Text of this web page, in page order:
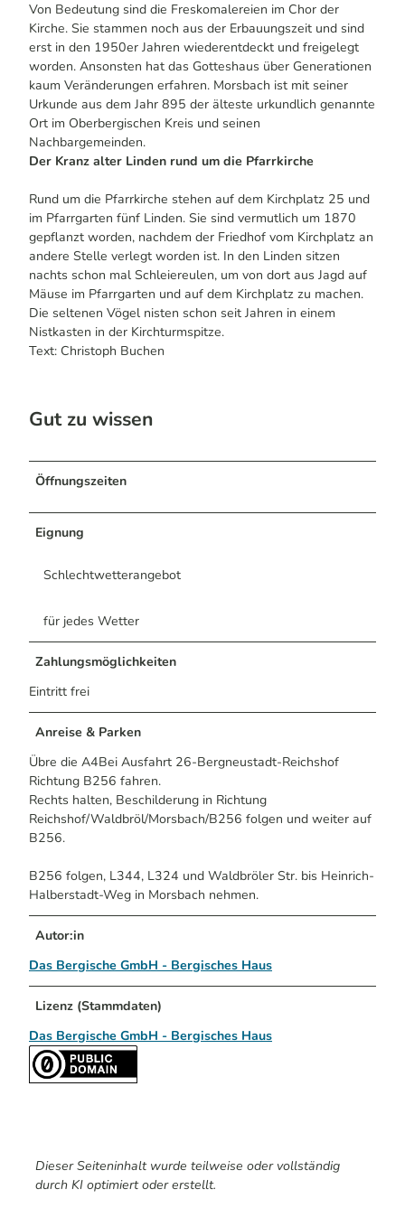
Von Bedeutung sind die Freskomalereien im Chor der
Kirche. Sie stammen noch aus der Erbauungszeit und sind
erst in den 1950er Jahren wiederentdeckt und freigelegt
worden. Ansonsten hat das Gotteshaus über Generationen
kaum Veränderungen erfahren. Morsbach ist mit seiner
Urkunde aus dem Jahr 895 der älteste urkundlich genannte
Ort im Oberbergischen Kreis und seinen
Nachbargemeinden.
Der Kranz alter Linden rund um die Pfarrkirche
Rund um die Pfarrkirche stehen auf dem Kirchplatz 25 und
im Pfarrgarten fünf Linden. Sie sind vermutlich um 1870
gepflanzt worden, nachdem der Friedhof vom Kirchplatz an
andere Stelle verlegt worden ist. In den Linden sitzen
nachts schon mal Schleiereulen, um von dort aus Jagd auf
Mäuse im Pfarrgarten und auf dem Kirchplatz zu machen.
Die seltenen Vögel nisten schon seit Jahren in einem
Nistkasten in der Kirchturmspitze.
Text: Christoph Buchen
Gut zu wissen
Öffnungszeiten
Eignung
Schlechtwetterangebot
für jedes Wetter
Zahlungsmöglichkeiten
Eintritt frei
Anreise & Parken
Übre die A4Bei Ausfahrt 26-Bergneustadt-Reichshof
Richtung B256 fahren.
Rechts halten, Beschilderung in Richtung
Reichshof/Waldbröl/Morsbach/B256 folgen und weiter auf
B256.
B256 folgen, L344, L324 und Waldbröler Str. bis Heinrich-
Halberstadt-Weg in Morsbach nehmen.
Autor:in
Das Bergische GmbH - Bergisches Haus
Lizenz (Stammdaten)
Das Bergische GmbH - Bergisches Haus
Dieser Seiteninhalt wurde teilweise oder vollständig
durch KI optimiert oder erstellt.